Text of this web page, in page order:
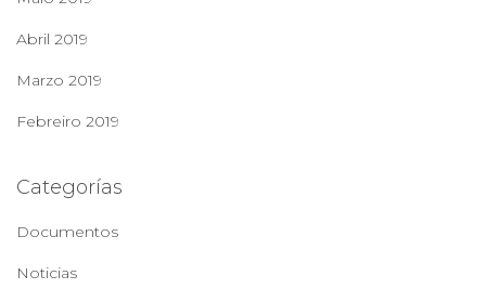
Abril 2019
Marzo 2019
Febreiro 2019
Categorías
Documentos
Noticias